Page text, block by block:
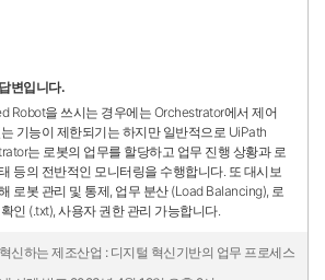
변입니다.
Robot을 쓰시는 경우에는 Orchestrator에서 제어
기능이 제한되기는 하지만 일반적으로 UiPath
는 로봇의 업무를 할당하고 업무 진행 상황과 로
등의 전반적인 모니터링을 수행합니다. 또 대시보
로봇 관리 및 통제, 업무 분산 (Load Balancing), 로
인 (.txt), 사용자 권한 관리 가능합니다.
신하는 제조산업 : 디지털 혁신기반의 업무 프로세스